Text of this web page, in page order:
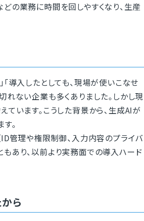
の業務に時間を回しやすくなり、生産
導入したとしても、現場が使いこなせ
ない企業も多くありました。しかし現
います。こうした背景から、生成AIが
。
管理や権限制御、入力内容のプライバ
あり、以前より実務面での導入ハード
ら